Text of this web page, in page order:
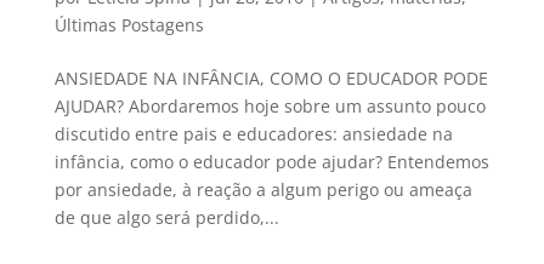
Últimas Postagens
ANSIEDADE NA INFÂNCIA, COMO O EDUCADOR PODE
AJUDAR? Abordaremos hoje sobre um assunto pouco
discutido entre pais e educadores: ansiedade na
infância, como o educador pode ajudar? Entendemos
por ansiedade, à reação a algum perigo ou ameaça
de que algo será perdido,...